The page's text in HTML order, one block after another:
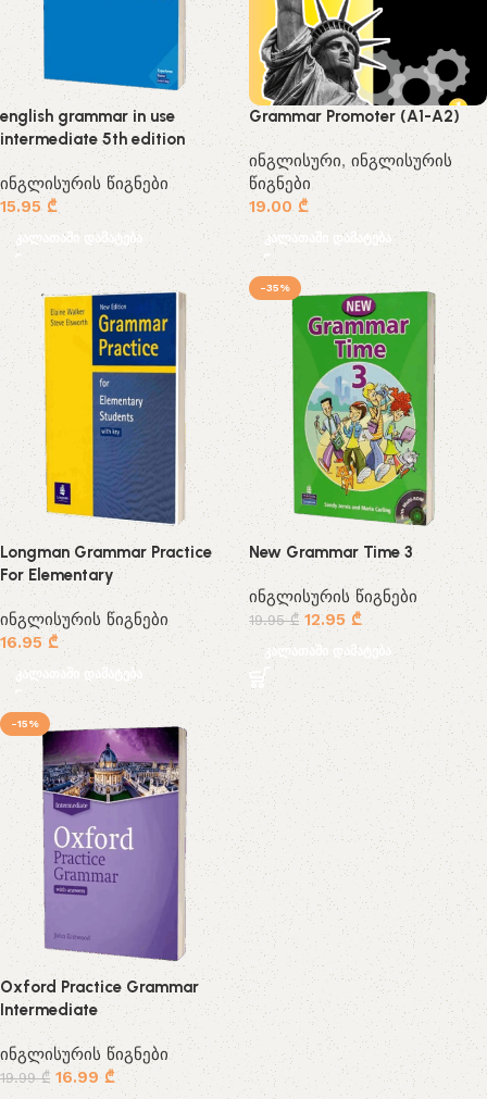
english grammar in use
intermediate 5th edition
ინგლისურის წიგნები
15.95 ₾
კალათაში დამატება
Grammar Promoter (A1-A2)
ინგლისური, ინგლისურის
წიგნები
19.00 ₾
კალათაში დამატება
Longman Grammar Practice
For Elementary
ინგლისურის წიგნები
16.95 ₾
კალათაში დამატება
-35%
New Grammar Time 3
ინგლისურის წიგნები
19.95₾ 12.95 ₾
კალათაში დამატება
-15%
Oxford Practice Grammar
Intermediate
ინგლისურის წიგნები
19.99₾ 16.99₾